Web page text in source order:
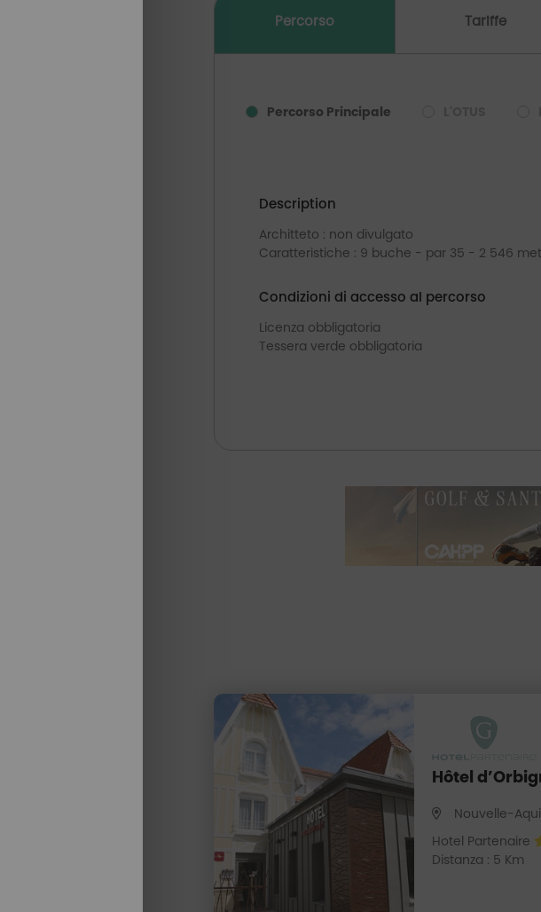
Percorso Tariffe
Percorso Principale
Description
Architteto : non divulgato
Caratteristiche : 9 buche - par 35 - 2 546
Condizioni di accesso al percorso
Licenza obbligatoria
Tessera verde obbligatoria
Hôtel
Nouvelle-
Hotel Partenaire
Distanza : 5 Km